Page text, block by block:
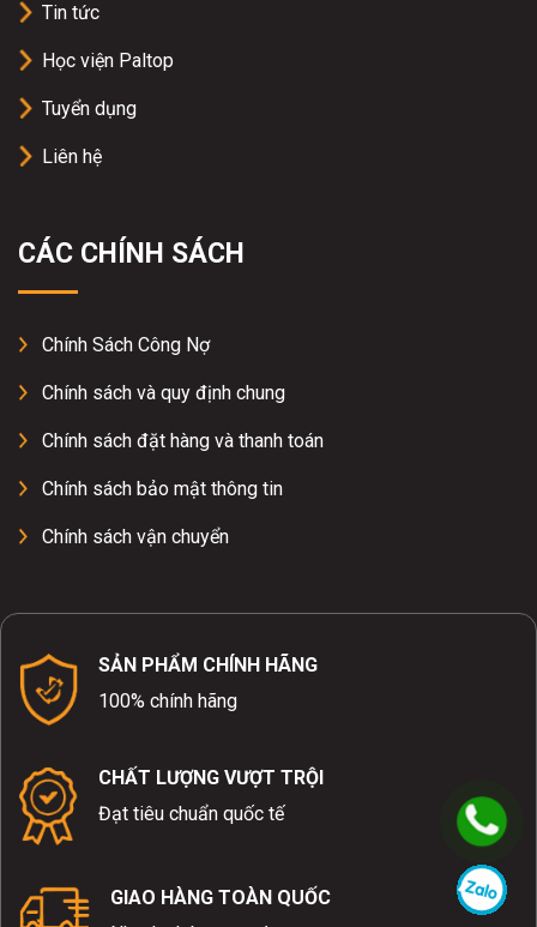
Tin tức
Học viện Paltop
Tuyển dụng
Liên hệ
CÁC CHÍNH SÁCH
Chính Sách Công Nợ
Chính sách và quy định chung
Chính sách đặt hàng và thanh toán
Chính sách bảo mật thông tin
Chính sách vận chuyển
SẢN PHẨM CHÍNH HÃNG
100% chính hãng
CHẤT LƯỢNG VƯỢT TRỘI
Đạt tiêu chuẩn quốc tế
GIAO HÀNG TOÀN QUỐC